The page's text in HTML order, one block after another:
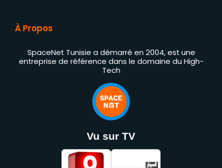
À Propos
SpaceNet Tunisie a démarré en 2004, est une
entreprise de référence dans le domaine du High-
Tech
Vu sur TV